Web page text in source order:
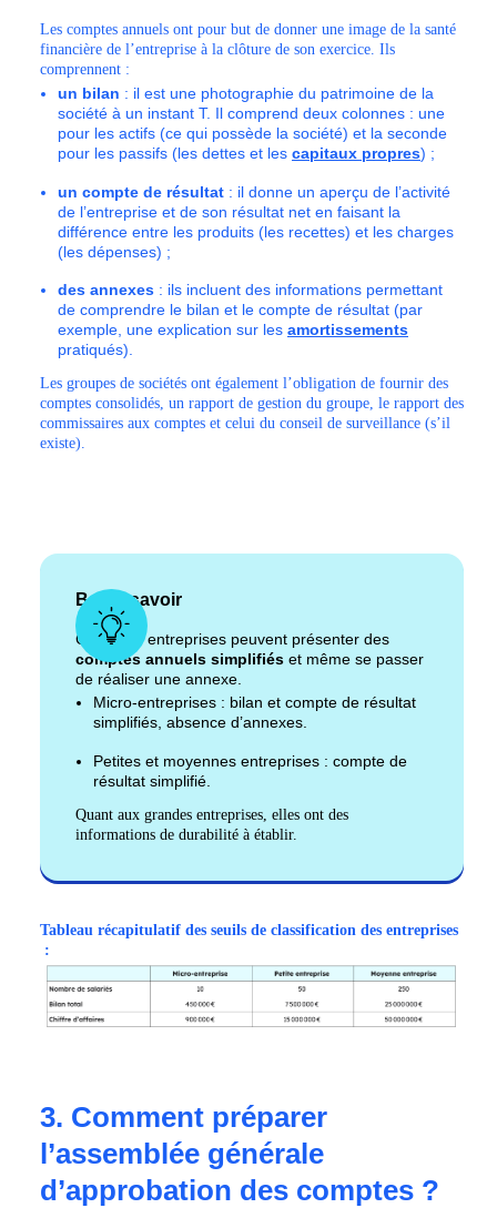
Les comptes annuels ont pour but de donner une image de la santé
financière de l’entreprise à la clôture de son exercice. Ils
comprennent :
un bilan : il est une photographie du patrimoine de la
société à un instant T. Il comprend deux colonnes : une
pour les actifs (ce qui possède la société) et la seconde
pour les passifs (les dettes et les capitaux propres) ;
un compte de résultat : il donne un aperçu de l’activité
de l’entreprise et de son résultat net en faisant la
différence entre les produits (les recettes) et les charges
(les dépenses) ;
des annexes : ils incluent des informations permettant
de comprendre le bilan et le compte de résultat (par
exemple, une explication sur les amortissements
pratiqués).
Les groupes de sociétés ont également l’obligation de fournir des
comptes consolidés, un rapport de gestion du groupe, le rapport des
commissaires aux comptes et celui du conseil de surveillance (s’il
existe).
Bon à savoir
Certaines entreprises peuvent présenter des
comptes annuels simplifiés et même se passer
de réaliser une annexe.
Micro-entreprises : bilan et compte de résultat
simplifiés, absence d’annexes.
Petites et moyennes entreprises : compte de
résultat simplifié.
Quant aux grandes entreprises, elles ont des
informations de durabilité à établir.
Tableau récapitulatif des seuils de classification des entreprises
:
3. Comment préparer
l’assemblée générale
d’approbation des comptes ?